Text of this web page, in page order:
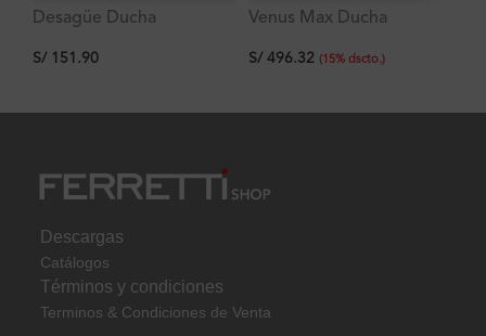
Desagüe Ducha
110x110mm Signature
S/ 151.90
Venus Max Ducha
S/496.32 (15% dscto.)
Descargas
Catálogos
Términos y condiciones
Terminos & Condiciones de Venta